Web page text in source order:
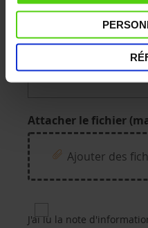
Précisez votre
Attacher le fichier
Ajouter des
Privacy for
J'ai lu la note